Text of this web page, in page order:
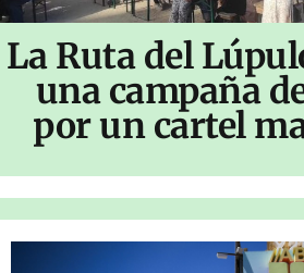
La Ruta del
una campaña
por un cartel